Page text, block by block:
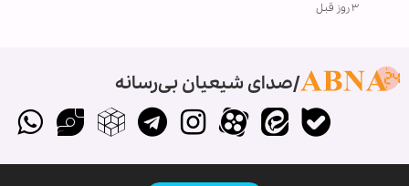
۳ روز قبل
صدای شیعیان بی‌رسانه